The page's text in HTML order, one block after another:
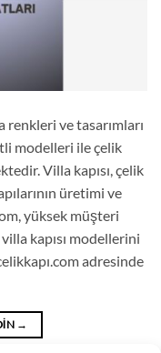
renkleri ve tasarımları
modelleri ile çelik
Villa kapısı, çelik
üretimi ve
yüksek müşteri
kapısı modellerini
adresinde
→